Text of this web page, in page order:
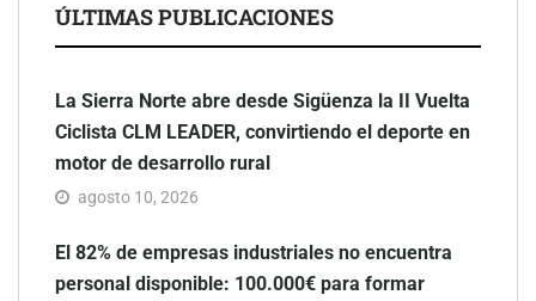
ÚLTIMAS PUBLICACIONES
La Sierra Norte abre desde Sigüenza la II Vuelta
Ciclista CLM LEADER, convirtiendo el deporte en
motor de desarrollo rural
agosto 10, 2026
El 82% de empresas industriales no encuentra
personal disponible: 100.000€ para formar